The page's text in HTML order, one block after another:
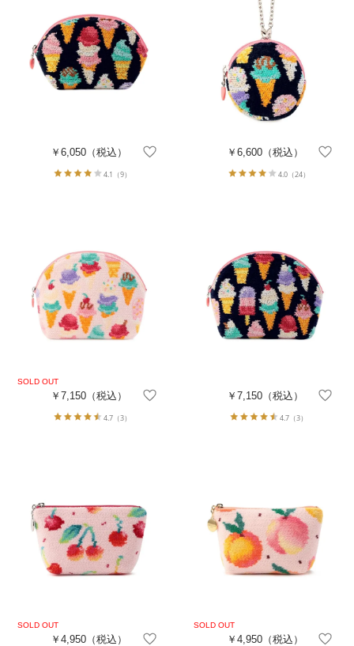
￥6,050 （税込）
4.1 （9）
￥6,600（税込）
4.0（24）
￥7,150 （税込）
4.7 （3）
￥7,150（税込）
4.7（3）
￥4,950 （税込） ￥4,950（税込）